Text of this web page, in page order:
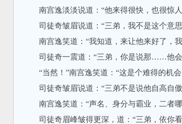
南宫逸淡淡说道：“他来得很快，也很惊
司徒奇皱眉说道：“三弟，我不是这个意
南宫逸笑道：“我知道，来让他来好了，我
司徒奇一震道：“三弟，你是说那……他会
“当然！”南宫逸笑道：“这是个难得的机会
司徒奇皱眉说道：“三弟不是说他自高自
南宫逸笑道：“声名、身分与霸业，二者哪
司徒奇眉峰皱得更深，道：“三弟，依你看